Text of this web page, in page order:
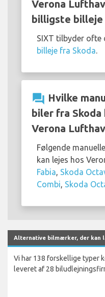
Verona
billigste billeje
SIXT tilbyder ofte
billeje fra Skoda.
question_answer Hvilke
biler fra Skoda
Verona
Følgende
kan lejes hos
Fabia, Skoda
Combi, Skoda
Alternative bilmærker, der kan
Vi har 138 forskellige typer
leveret af 28